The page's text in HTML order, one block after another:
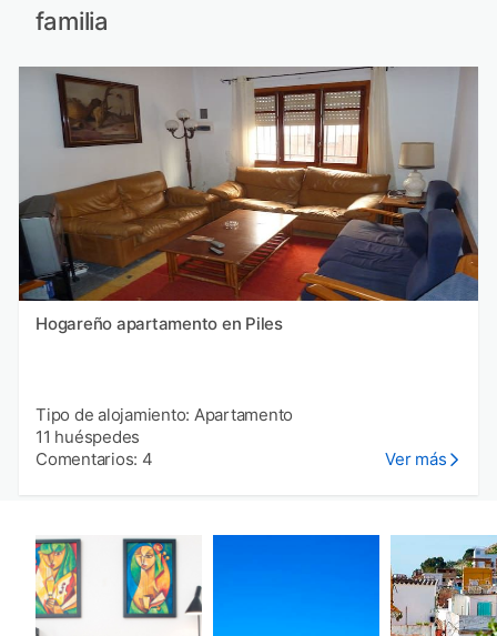
familia
Hogareño apartamento en Piles
Tipo de alojamiento: Apartamento
11 huéspedes
Comentarios: 4
Ver más